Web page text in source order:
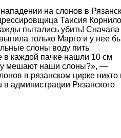
на слонов в
Таисия
пытались убить! Сначала
только Марго и у нее
слоны воду пить
в каждой пачке нашли 10 см
мешают наши слоны?», —
в рязанском цирке никто
администрации Рязанского